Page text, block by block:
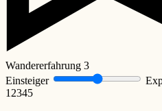
Wandererfahrung 3
Einsteiger
1 2345